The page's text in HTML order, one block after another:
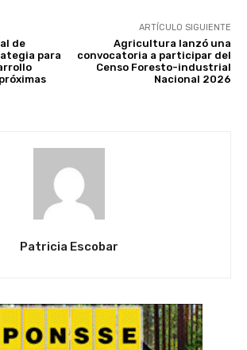
de
para
ARTÍCULO SIGUIENTE
Agricultura lanzó una
convocatoria a participar del
Censo Foresto-industrial
Nacional 2026
Patricia Escobar